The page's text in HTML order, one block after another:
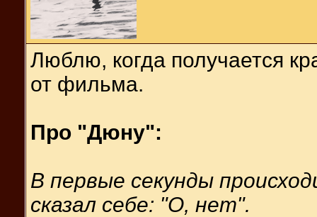
Люблю, когда получается
от фильма.
Про "Дюну":
В первые секунды
сказал себе: "О, нет".